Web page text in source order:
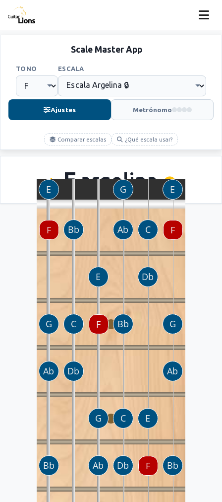
Scale Master App
TONO ESCALA
Ajustes Metrónomo
Comparar escalas ¿Qué escala usar?
Fargelina